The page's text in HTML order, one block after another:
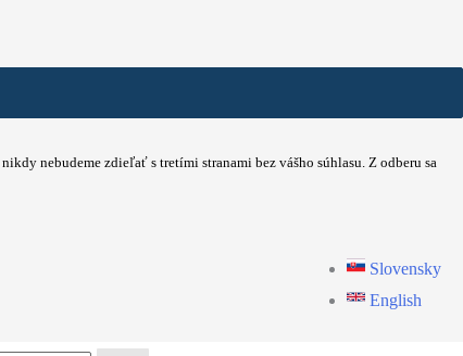
nebudeme zdieľať s tretími stranami bez vášho súhlasu. Z odberu sa
Slovensky
English